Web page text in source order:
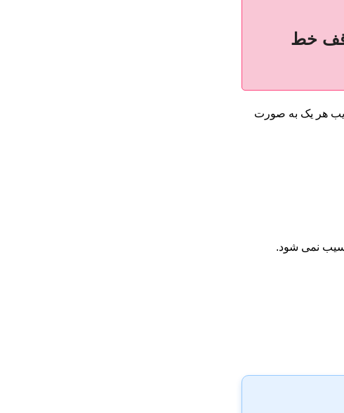
خط
هر یک به صورت
آسیب نمی شود.